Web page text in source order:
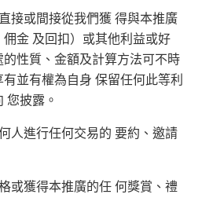
接或間接從我們獲 得與本推廣
金 及回扣）或其他利益或好
性質、金額及計算方法可不時
並有權為自身 保留任何此等利
您披露。
人進行任何交易的 要約、邀請
或獲得本推廣的任 何獎賞、禮